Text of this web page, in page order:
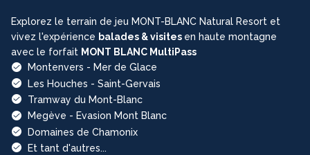
Explorez le terrain de jeu MONT-BLANC Natural Resort et
vivez l'expérience balades & visites en haute montagne
avec le forfait MONT BLANC MultiPass
Montenvers - Mer de Glace
Les Houches - Saint-Gervais
Tramway du Mont-Blanc
Megève - Evasion Mont Blanc
Domaines de Chamonix
Et tant d'autres...